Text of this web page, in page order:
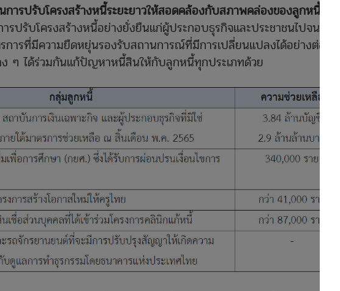
ารปรับโครงสร้างหนี้ระยะยาวให้สอดคล้องกับสภาพคล่องของลูกหนี้แต่ละ
ปรับโครงสร้างหนี้อย่างยั่งยืนแก่ผู้ประกอบธุรกิจและประชาชนไปจนถึงสิ้น
ารที่มีความยืดหยุ่นรองรับสถานการณ์ที่มีการเปลี่ยนแปลงได้อย่างต่อเนื่อง
ๆ ได้ร่วมกันแก้ปัญหาหนี้สินให้กับลูกหนี้ทุกประเภทด้วย